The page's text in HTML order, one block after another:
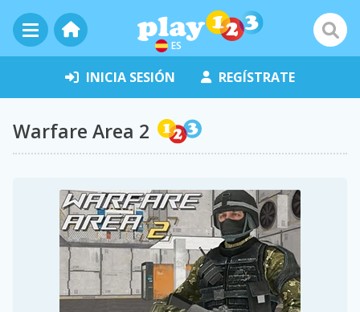
ES
INICIA SESIÓN REGÍSTRATE
Warfare Area 2